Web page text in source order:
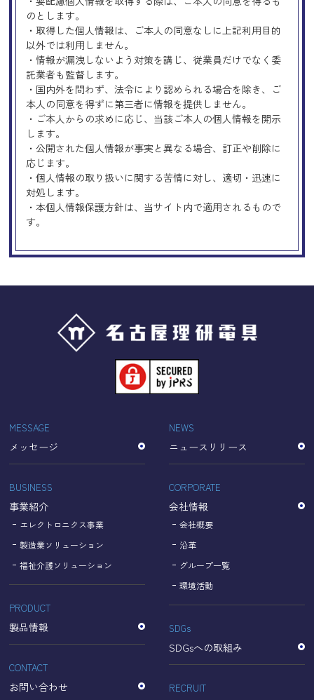
のとします。
・取得した個人情報は、ご本人の同意なしに上記利用目的
以外では利用しません。
・情報が漏洩しないよう対策を講じ、従業員だけでなく委
託業者も監督します。
・国内外を問わず、法令により認められる場合を除き、ご
本人の同意を得ずに第三者に情報を提供しません。
・ご本人からの求めに応じ、当該ご本人の個人情報を開示
します。
・公開された個人情報が事実と異なる場合、訂正や削除に
応じます。
・個人情報の取り扱いに関する苦情に対し、適切・迅速に
対処します。
・本個人情報保護方針は、当サイト内で適用されるもので
す。
Googleアナリティクスの使用につい
当サイトでは、より良いサービスの提供、またユーザビリ
ティの向上のため、Googleアナリティクスを使用し、当サ
イトの利用状況などのデータ収集及び解析を行っておりま
す。その際、「Cookie」を通じて、Googleがお客様のIPア
ドレスなどの情報を収集する場合がありますが、
「Cookie」で収集される情報は個人を特定できるものでは
収集されたデータはGoogleのプライバシーポリシーにおい
て管理されます。
なお、当サイトのご利用をもって、上述の方法・目的にお
いてGoogle及び当サイトが行うデータ処理に関し、お客様
【Googleのプライバシーポリシー】
https://policies.google.com/privacy?hl=ja
https://policies.google.com/technologies/partner-sites?
hl=ja
個人情報に関するお問い合わせ窓口
名古屋理研電具株式会社
TEL：052-833-1248
MESSAGE
メッセージ
BUSINESS
事業紹介
エレクトロニクス事業
製造業ソリューション
福祉介護ソリューション
PRODUCT
製品情報
CONTACT
お問い合わせ
NEWS
ニュースリリース
CORPORATE
会社情報
会社概要
沿革
グループ一覧
環境活動
SDGs
SDGsへの取組み
RECRUIT